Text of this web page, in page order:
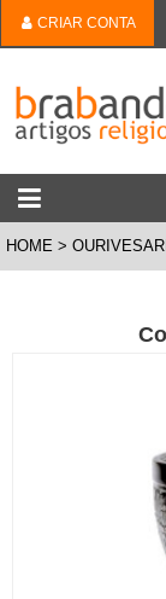
CRIAR CONTA
HOME